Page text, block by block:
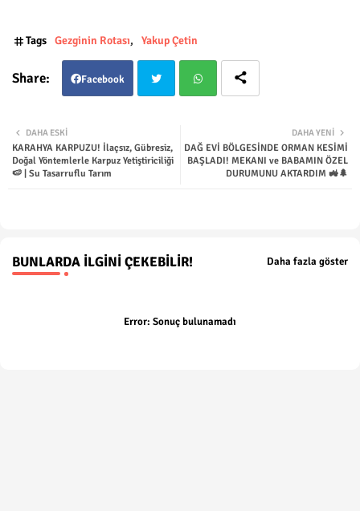
Tags Gezginin Rotası Yakup Çetin
Facebook
ter tsap
DAHA YENI
DAĞ EVİ BÖLGESİNDE ORMAN KESİMİ
BAŞLADI! MEKANI ve BABAMIN ÖZEL
DURUMUNU AKTARDIM 🚜🌲
DAHA ESKI
KARAHYA KARPUZU! İlaçsız, Gübresiz,
Doğal Yöntemlerle Karpuz Yetiştiriciliği
🍉 | Su Tasarruflu Tarım
BUNLARDA İLGINI ÇEKEBILIR! Daha fazla göster
Error: Sonuç bulunamadı